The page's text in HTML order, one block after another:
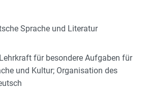
Sprache und Literatur
für besondere Aufgaben für
und Kultur; Organisation des